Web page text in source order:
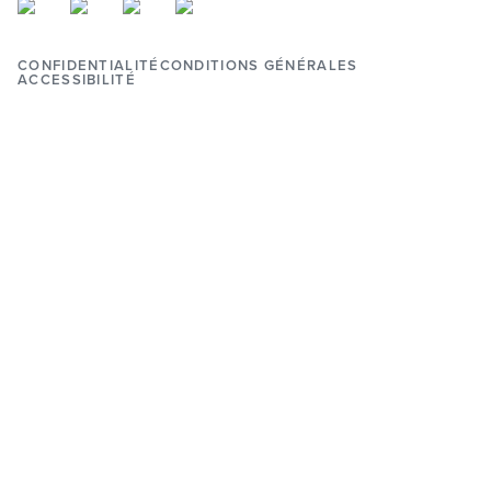
CONFIDENTIALITÉCONDITIONS GÉNÉRALES
ACCESSIBILITÉ